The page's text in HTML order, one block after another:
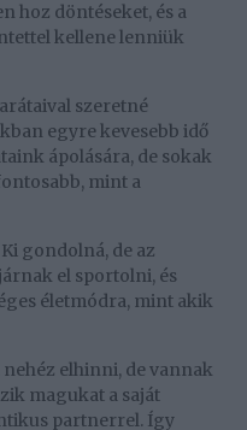
hoz döntéseket, és a
kellene lenniük
szeretné
egyre kevesebb idő
ápolására, de sokak
mint a
gondolná, de az
el sportolni, és
életmódra, mint akik
elhinni, de vannak
magukat a saját
partnerrel. Így